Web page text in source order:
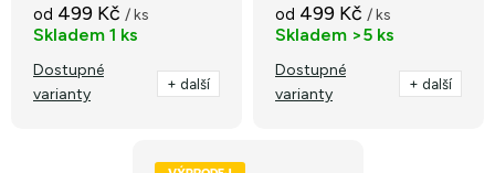
od 499 Kč / ks
Skladem 1 ks
Dostupné
varianty
+ další
od 499 Kč / ks
Skladem >5 ks
Dostupné
varianty
+ další